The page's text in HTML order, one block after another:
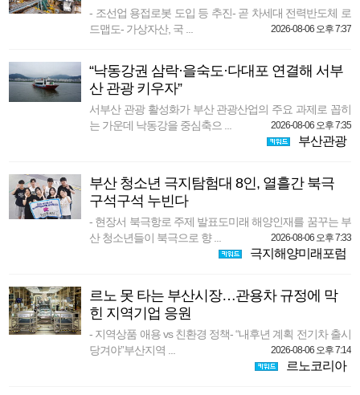
- 조선업 용접로봇 도입 등 추진- 곧 차세대 전력반도체 로
드맵도- 가상자산, 국 ...
2026-08-06 오후 7:37
“낙동강권 삼락·을숙도·다대포 연결해 서부
산 관광 키우자”
서부산 관광 활성화가 부산 관광산업의 주요 과제로 꼽히
는 가운데 낙동강을 중심축으 ...
2026-08-06 오후 7:35
부산관광
부산 청소년 극지탐험대 8인, 열흘간 북극
구석구석 누빈다
- 현장서 북극항로 주제 발표도미래 해양인재를 꿈꾸는 부
산 청소년들이 북극으로 향 ...
2026-08-06 오후 7:33
극지해양미래포럼
르노 못 타는 부산시장…관용차 규정에 막
힌 지역기업 응원
- 지역상품 애용 vs 친환경 정책- “내후년 계획 전기차 출시
당겨야”부산지역 ...
2026-08-06 오후 7:14
르노코리아